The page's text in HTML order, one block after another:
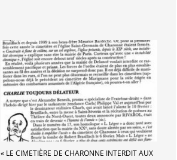
« LE CIMETIÈRE DE CHARONNE INTERDIT AUX